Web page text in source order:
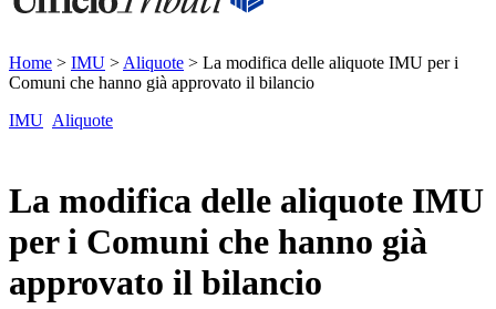
Home > IMU > Aliquote > La modifica delle aliquote IMU per i
Comuni che hanno già approvato il bilancio
IMU Aliquote
La modifica delle aliquote IMU
per i Comuni che hanno già
approvato il bilancio